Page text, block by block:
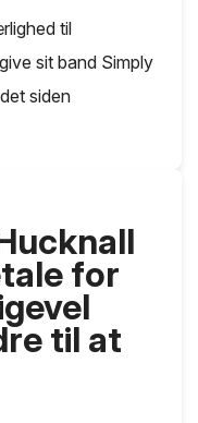
til
sit band Simply
siden
for
til at